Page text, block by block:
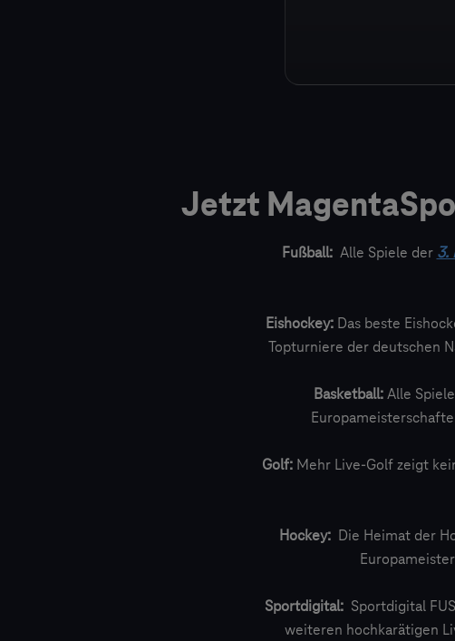
Jetzt
Fußball:Alle Spiele der 3.
Eishockey:Das beste
Topturniere der deutschen
Basketball:Alle Spiele
Golf: Mehr Live-Golf zeigt
Hockey: Die Heimat der
Sportdigital: Sportdigital
weiteren hochkarätigen